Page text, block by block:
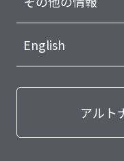
English
アルト